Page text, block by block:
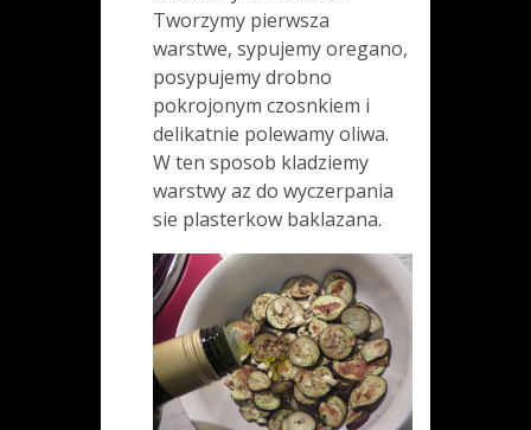
Tworzymy pierwsza
warstwe, sypujemy oregano,
posypujemy drobno
pokrojonym czosnkiem i
delikatnie polewamy oliwa.
W ten sposob kladziemy
warstwy az do wyczerpania
sie plasterkow baklazana.